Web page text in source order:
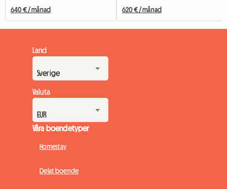
640 € / månad 620 € / månad
Land
Valuta
Våra boendetyper
Homestay
Delat boende